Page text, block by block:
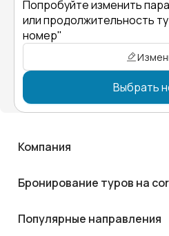
Попробуйте изменить
или продолжительность
номер"
Выбрать
Компания
Бронирование туров на
Популярные направления